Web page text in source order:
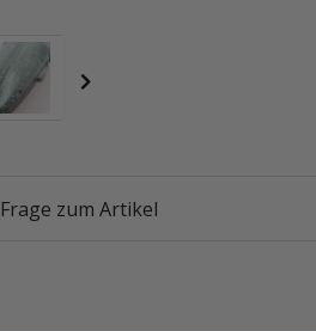
Frage zum Artikel